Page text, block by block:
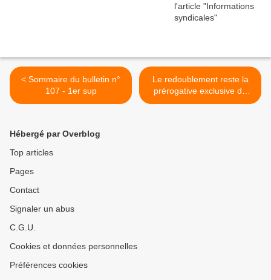
< Sommaire du bulletin n°
107 - 1er sup
Le redoublement reste la
prérogative exclusive du
conseil des maîtres >
Hébergé par Overblog
Top articles
Pages
Contact
Signaler un abus
C.G.U.
Cookies et données personnelles
Préférences cookies